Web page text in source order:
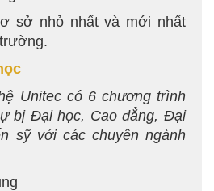
sở nhỏ nhất và mới nhất
Unitec có 6 chương trình
bị Đại học, Cao đẳng, Đại
sỹ với các chuyên ngành